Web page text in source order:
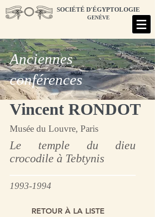
SOCIÉTÉ D'ÉGYPTOLOGIE
GENÈVE
Anciennes
conférences
Vincent RONDOT
Musée du Louvre, Paris
Le temple du dieu
crocodile à Tebtynis
1993-1994
RETOUR À LA LISTE